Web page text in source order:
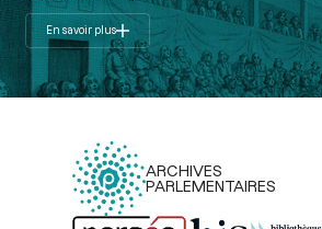
En savoir plus
ARCHIVES
PARLEMENTAIRES